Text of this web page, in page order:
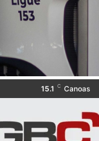
15.1 C Canoas